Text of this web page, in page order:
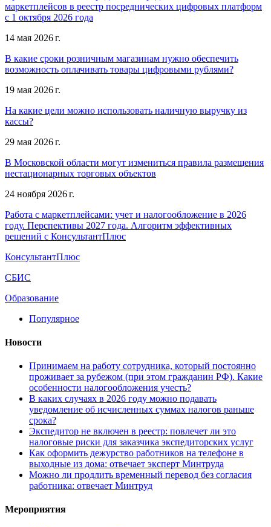
маркетплейсов в реестр посреднических цифровых платформ
с 1 октября 2026 года
14 мая 2026 г.
В какие сроки розничным магазинам нужно обеспечить
возможность оплачивать товары цифровыми рублями?
19 мая 2026 г.
На какие цели можно использовать наличную выручку из
кассы?
29 мая 2026 г.
В Московской области могут измениться правила размещения
нестационарных торговых объектов
24 ноября 2026 г.
Работа с маркетплейсами: учет и налогообложение в 2026
году. Перспективы 2027 года. Алгоритм эффективных
решений с КонсультантПлюс
КонсультантПлюс
СБИС
Образование
Популярное
Новости
Принимаем на работу сотрудника, который постоянно
проживает за рубежом (при этом гражданин РФ). Какие
особенности налогообложения учесть?
В каких случаях в 2026 году можно подавать
уведомление об исчисленных суммах налогов раньше
срока?
Экспедитор не включен в реестр: повлечет ли это
налоговые риски для заказчика экспедиторских услуг
Как оформить дежурство работников на телефоне в
выходные из дома: отвечает эксперт Минтруда
Можно ли продлить временный перевод без согласия
работника: отвечает Минтруд
Мероприятия